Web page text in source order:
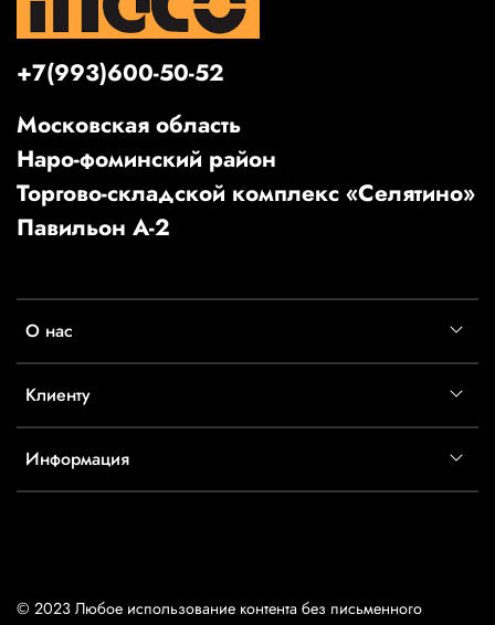
О нас
Клиенту
Информация
+7(993)600-50-52
Московская область
Наро-фоминский район
Торгово-складской комплекс «Селятино»
Павильон А-2
© 2023 Любое использование контента без письменного